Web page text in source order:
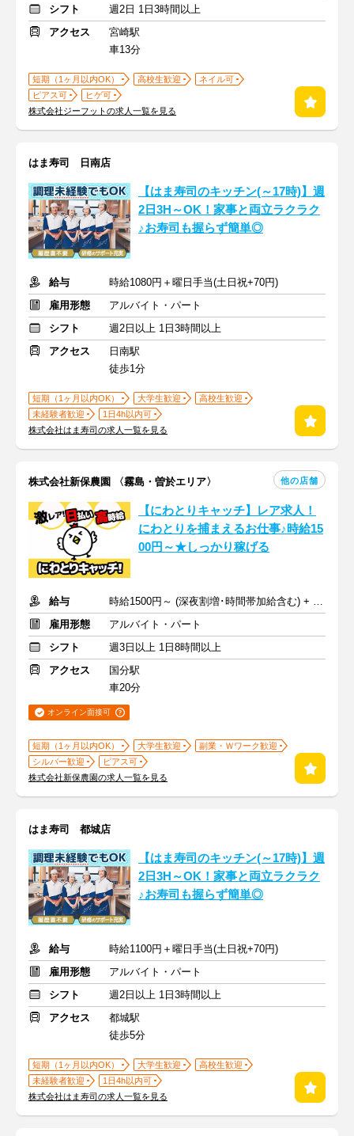
シフト
週2日 1日3時間以上
アクセス
宮崎駅
車13分
短期（1ヶ月以内OK） 高校生歓迎
ネイル可
ピアス可
ヒゲ可
株式会社ジーフットの求人一覧を見る
はま寿司 日南店
【はま寿司のキッチン(～17時)】週
2日3H～OK！家事と両立ラクラク
♪お寿司も握らず簡単◎
給与
時給1080円＋曜日手当(土日祝+70円)
雇用形態
アルバイト・パート
シフト
週2日以上 1日3時間以上
アクセス
日南駅
徒歩1分
短期（1ヶ月以内OK） 大学生歓迎
高校生歓迎
未経験者歓迎
1日4h以内可
株式会社はま寿司の求人一覧を見る
株式会社新保農園 〈霧島・曽於エリア〉 他の店舗
【にわとりキャッチ】レア求人！
にわとりを捕まえるお仕事♪時給15
00円～★しっかり稼げる
給与
時給1500円～ (深夜割増･時間帯加給含む) + 交通費規定支給
雇用形態
アルバイト・パート
シフト
週3日以上 1日8時間以上
アクセス
国分駅
車20分
オンライン面接可
短期（1ヶ月以内OK） 大学生歓迎
副業・Ｗワーク歓迎
シルバー歓迎
ピアス可
株式会社新保農園の求人一覧を見る
はま寿司 都城店
【はま寿司のキッチン(～17時)】週
2日3H～OK！家事と両立ラクラク
♪お寿司も握らず簡単◎
給与
時給1100円＋曜日手当(土日祝+70円)
雇用形態
アルバイト・パート
シフト
週2日以上 1日3時間以上
アクセス
都城駅
徒歩5分
短期（1ヶ月以内OK） 大学生歓迎
高校生歓迎
未経験者歓迎
1日4h以内可
株式会社はま寿司の求人一覧を見る